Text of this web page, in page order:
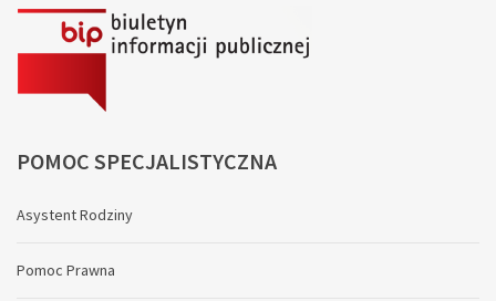
POMOC SPECJALISTYCZNA
Asystent Rodziny
Pomoc Prawna